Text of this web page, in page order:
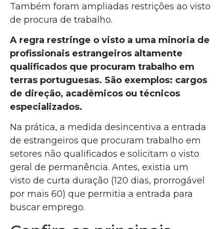
Também foram ampliadas restrições ao visto
de procura de trabalho.
A regra restringe o visto a uma minoria de
profissionais estrangeiros altamente
qualificados que procuram trabalho em
terras portuguesas. São exemplos: cargos
de direção, acadêmicos ou técnicos
especializados.
Na prática, a medida desincentiva a entrada
de estrangeiros que procuram trabalho em
setores não qualificados e solicitam o visto
geral de permanência. Antes, existia um
visto de curta duração (120 dias, prorrogável
por mais 60) que permitia a entrada para
buscar emprego.